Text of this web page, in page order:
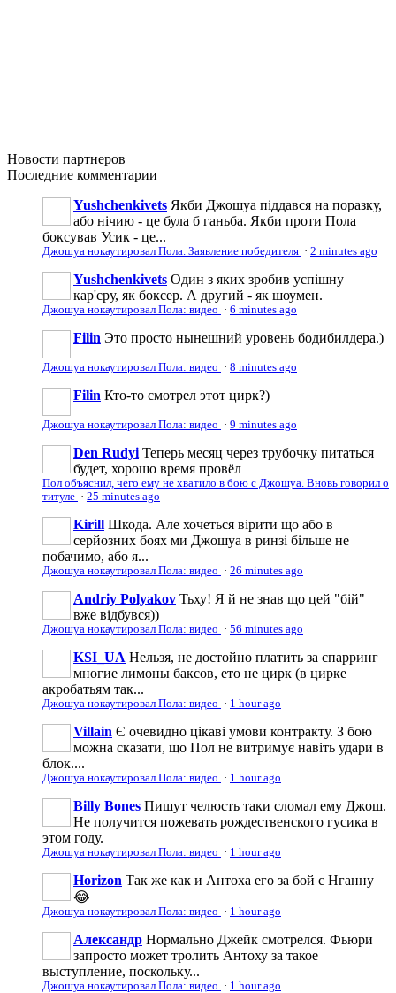
Новости партнеров
Последние комментарии
Yushchenkivets Якби Джошуа піддався на поразку,
або нічию - це була б ганьба. Якби проти Пола
боксував Усик - це...
Джошуа нокаутировал Пола. Заявление победителя · 2 minutes ago
Yushchenkivets Один з яких зробив успішну
кар'єру, як боксер. А другий - як шоумен.
Джошуа нокаутировал Пола: видео · 6 minutes ago
Filin Это просто нынешний уровень бодибилдера.)
Джошуа нокаутировал Пола: видео · 8 minutes ago
Filin Кто-то смотрел этот цирк?)
Джошуа нокаутировал Пола: видео · 9 minutes ago
Den Rudyi Теперь месяц через трубочку питаться
будет, хорошо время провёл
Пол объяснил, чего ему не хватило в бою с Джошуа. Вновь говорил о
титуле · 25 minutes ago
Kirill Шкода. Але хочеться вірити що або в
серйозних боях ми Джошуа в ринзі більше не
побачимо, або я...
Джошуа нокаутировал Пола: видео · 26 minutes ago
Andriy Polyakov Тьху! Я й не знав що цей "бій"
вже відбувся))
Джошуа нокаутировал Пола: видео · 56 minutes ago
KSI_UA Нельзя, не достойно платить за спарринг
многие лимоны баксов, ето не цирк (в цирке
акробатьям так...
Джошуа нокаутировал Пола: видео · 1 hour ago
Villain Є очевидно цікаві умови контракту. З бою
можна сказати, що Пол не витримує навіть удари в
блок....
Джошуа нокаутировал Пола: видео · 1 hour ago
Billy Bones Пишут челюсть таки сломал ему Джош.
Не получится пожевать рождественского гусика в
этом году.
Джошуа нокаутировал Пола: видео · 1 hour ago
Horizon Так же как и Антоха его за бой с Нганну
😂
Джошуа нокаутировал Пола: видео · 1 hour ago
Александр Нормально Джейк смотрелся. Фьюри
запросто может тролить Антоху за такое
выступление, поскольку...
Джошуа нокаутировал Пола: видео · 1 hour ago